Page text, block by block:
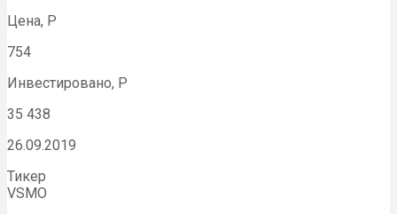
Цена, Р
754
Инвестировано, Р
35 438
26.09.2019
Тикер
VSMO